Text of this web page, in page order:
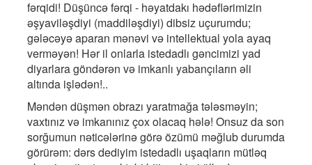
fərqidi! Düşüncə fərqi - həyatdakı hədəflərimizin
əşyaviləşdiyi (maddiləşdiyi) dibsiz uçurumdu;
gələcəyə aparan mənəvi və intellektual yola ayaq
verməyən! Hər il onlarla istedadlı gəncimizi yad
diyarlara göndərən və imkanlı yabançıların əli
altında işlədən!..
Məndən düşmən obrazı yaratmağa tələsməyin;
vaxtınız və imkanınız çox olacaq hələ! Onsuz da son
sorğumun nəticələrinə görə özümü məğlub durumda
görürəm: dərs dediyim istedadlı uşaqların mütləq